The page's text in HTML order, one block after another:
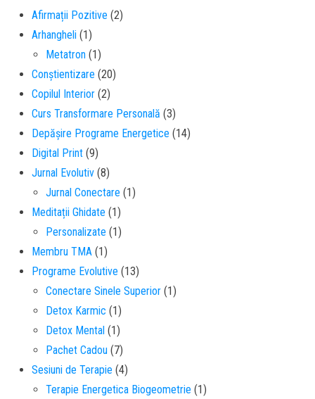
Afirmații Pozitive (2)
Arhangheli (1)
Metatron (1)
Conștientizare (20)
Copilul Interior (2)
Curs Transformare Personală (3)
Depășire Programe Energetice (14)
Digital Print (9)
Jurnal Evolutiv (8)
Jurnal Conectare (1)
Meditații Ghidate (1)
Personalizate (1)
Membru TMA (1)
Programe Evolutive (13)
Conectare Sinele Superior (1)
Detox Karmic (1)
Detox Mental (1)
Pachet Cadou (7)
Sesiuni de Terapie (4)
Terapie Energetica Biogeometrie (1)